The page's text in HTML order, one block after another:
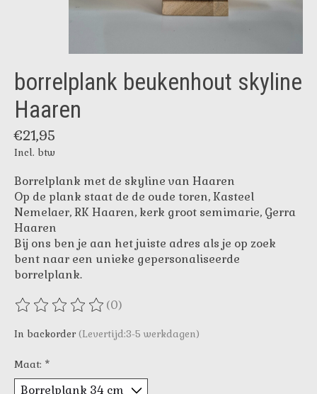
borrelplank beukenhout skyline
Haaren
€21,95
Incl. btw
Borrelplank met de skyline van Haaren
Op de plank staat de de oude toren, Kasteel
Nemelaer, RK Haaren, kerk groot semimarie, Gerra
Haaren
Bij ons ben je aan het juiste adres als je op zoek
bent naar een unieke gepersonaliseerde
borrelplank.
De beoordeling van dit product is
(0)
In backorder(Levertijd:3-5 werkdagen)
Maat: *